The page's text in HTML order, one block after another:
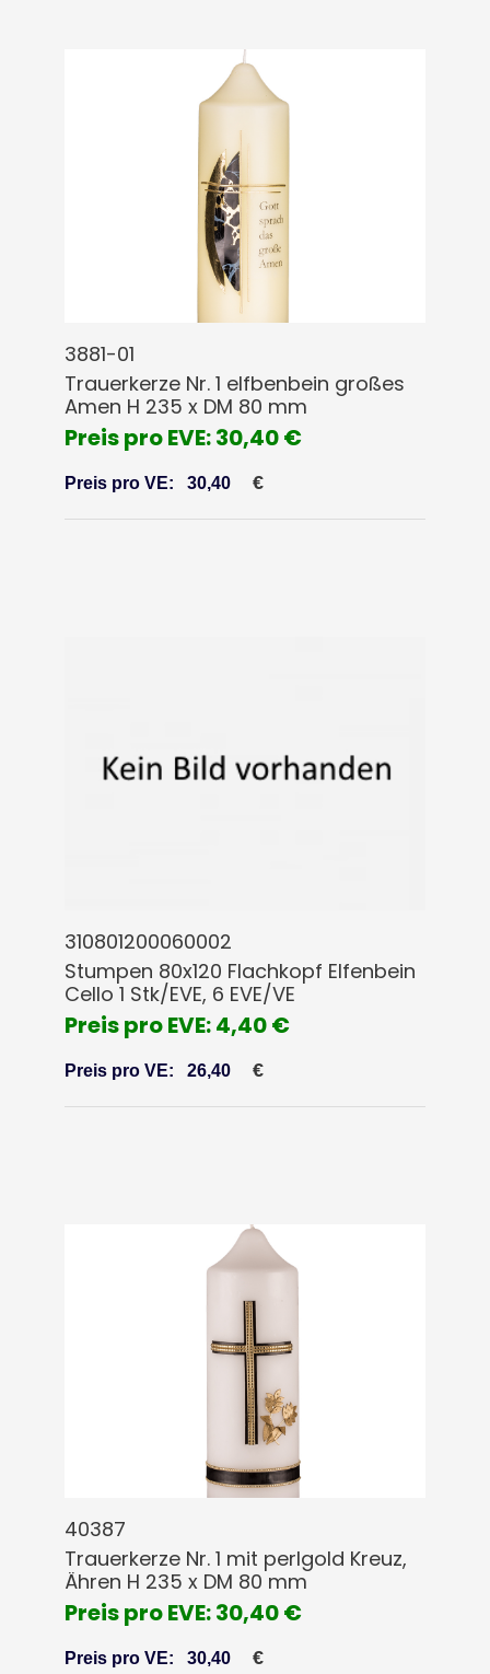
3881-01
Trauerkerze Nr. 1 elfbenbein großes
Amen H 235 x DM 80 mm
Preis pro EVE: 30,40 €
Preis pro VE: 30,40 €
310801200060002
Stumpen 80x120 Flachkopf Elfenbein
Cello 1 Stk/EVE, 6 EVE/VE
Preis pro EVE: 4,40 €
Preis pro VE: 26,40 €
40387
Trauerkerze Nr. 1 mit perlgold Kreuz,
Ähren H 235 x DM 80 mm
Preis pro EVE: 30,40 €
Preis pro VE: 30,40 €